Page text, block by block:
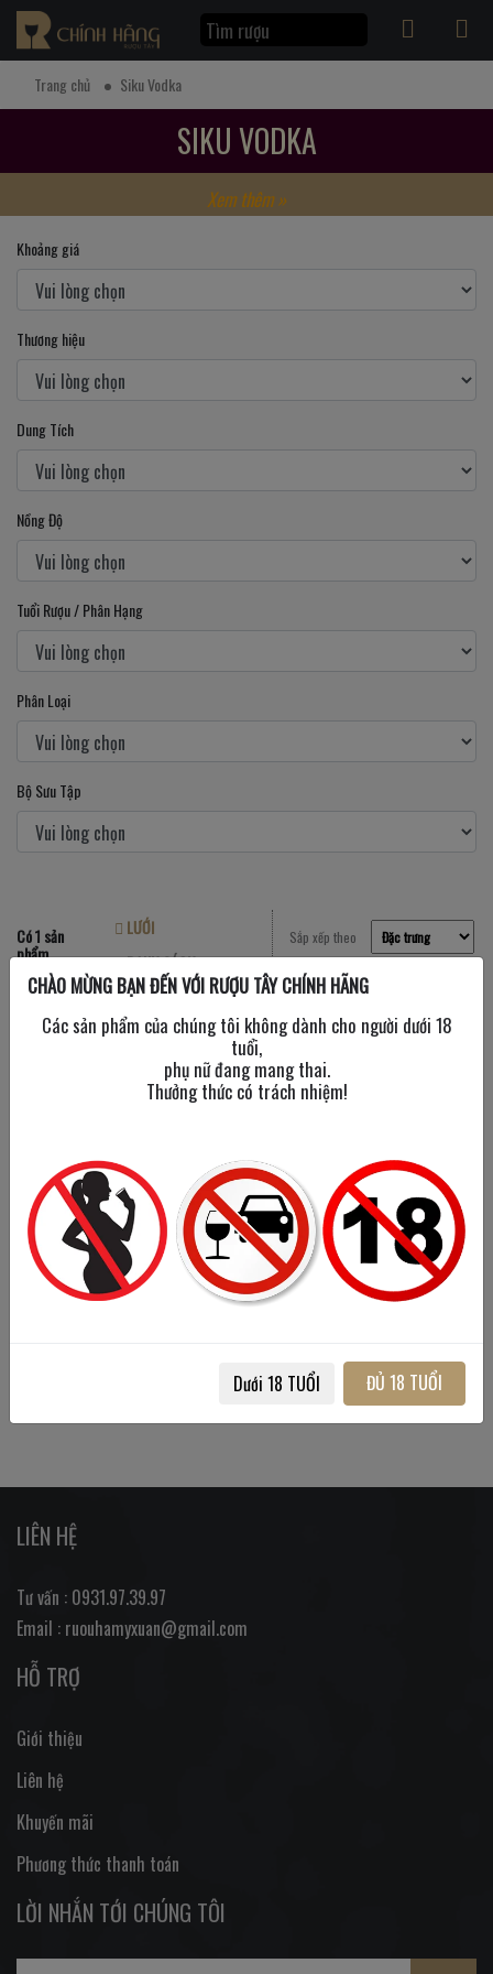
Trang chủ Siku Vodka
SIKU VODKA
Xem thêm »
Khoảng giá
Thương hiệu
Dung Tích
Nồng Độ
Tuổi Rượu / Phân Hạng
Phân Loại
Bộ Sưu Tập
Có 1 sản
phẩm
LƯỚI
DANH SÁCH
Sắp xếp theo
Siku Vodka
750 ml/ 40%
LIÊN HỆ
Tư vấn : 0931.97.39.97
Email : ruouhamyxuan@gmail.com
HỖ TRỢ
Giới thiệu
Liên hệ
Khuyến mãi
Phương thức thanh toán
LỜI NHẮN TỚI CHÚNG TÔI
CHÀO MỪNG BẠN ĐẾN VỚI RƯỢU TÂY CHÍNH HÃNG
Các sản phẩm của chúng tôi không dành cho người dưới 18
tuổi,
phụ nữ đang mang thai.
Thưởng thức có trách nhiệm!
Dưới 18 TUỔI ĐỦ 18 TUỔI